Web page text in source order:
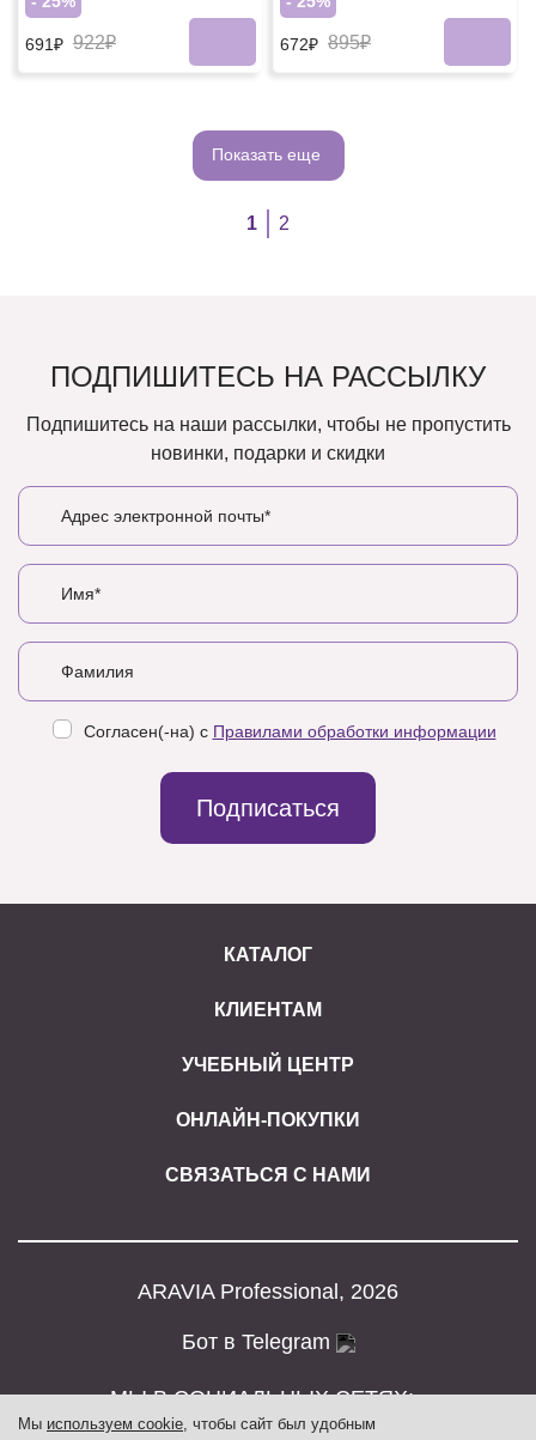
691₽ 922₽ 672₽ 895₽
Показать еще
1 2
ПОДПИШИТЕСЬ НА РАССЫЛКУ
Подпишитесь на наши рассылки, чтобы не пропустить
новинки, подарки и скидки
Согласен(-на) с Правилами обработки информации
Подписаться
КАТАЛОГ
КЛИЕНТАМ
УЧЕБНЫЙ ЦЕНТР
ОНЛАЙН-ПОКУПКИ
СВЯЗАТЬСЯ С НАМИ
ARAVIA Professional, 2026
Бот в Telegram
МЫ В СОЦИАЛЬНЫХ СЕТЯХ:
Мы используем cookie, чтобы сайт был удобным